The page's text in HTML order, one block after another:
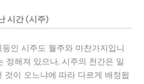
시간 (시주)
인 시주도 월주와 마찬가지입니
정해져 있으나, 시주의 천간은 일
것이 오느냐에 따라 다르게 배정됩